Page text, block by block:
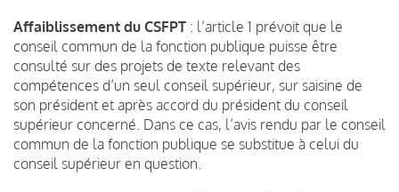
Affaiblissement du CSFPT : l’article 1 prévoit que le
conseil commun de la fonction publique puisse être
consulté sur des projets de texte relevant des
compétences d’un seul conseil supérieur, sur saisine de
son président et après accord du président du conseil
supérieur concerné. Dans ce cas, l’avis rendu par le conseil
commun de la fonction publique se substitue à celui du
conseil supérieur en question.